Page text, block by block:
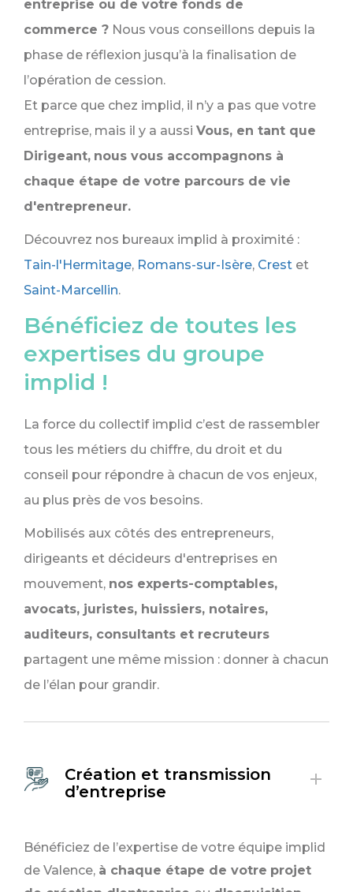
entreprise ou de votre fonds de
commerce ? Nous vous conseillons depuis la
phase de réflexion jusqu’à la finalisation de
l’opération de cession.
Et parce que chez implid, il n’y a pas que votre
entreprise, mais il y a aussi Vous, en tant que
Dirigeant, nous vous accompagnons à
chaque étape de votre parcours de vie
d'entrepreneur.
Découvrez nos bureaux implid à proximité :
Tain-l'Hermitage, Romans-sur-Isère, Crest et
Saint-Marcellin.
Bénéficiez de toutes les
expertises du groupe
implid !
La force du collectif implid c’est de rassembler
tous les métiers du chiffre, du droit et du
conseil pour répondre à chacun de vos enjeux,
au plus près de vos besoins.
Mobilisés aux côtés des entrepreneurs,
dirigeants et décideurs d'entreprises en
mouvement, nos experts-comptables,
avocats, juristes, huissiers, notaires,
auditeurs, consultants et recruteurs
partagent une même mission : donner à chacun
de l’élan pour grandir.
Création et transmission
d’entreprise
Bénéficiez de l’expertise de votre équipe implid
de Valence, à chaque étape de votre projet